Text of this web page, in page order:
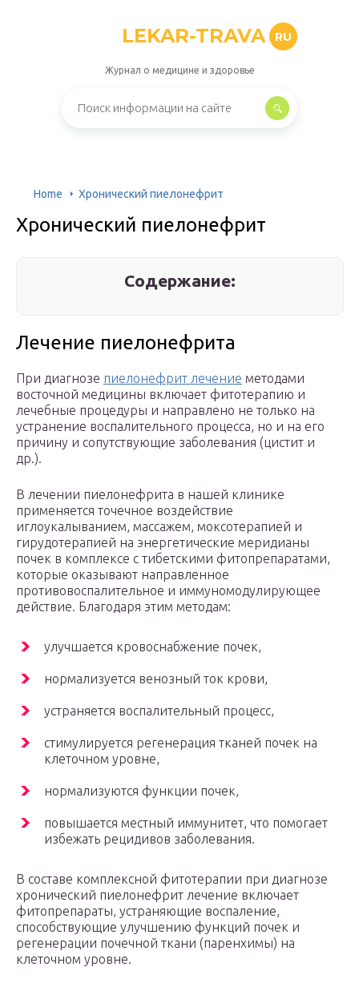
LEKAR-TRAVA RU
Журнал о медицине и здоровье
Home Хронический пиелонефрит
Хронический пиелонефрит
Содержание:
Лечение пиелонефрита
При диагнозе пиелонефрит лечение методами
восточной медицины включает фитотерапию и
лечебные процедуры и направлено не только на
устранение воспалительного процесса, но и на его
причину и сопутствующие заболевания (цистит и
др.).
В лечении пиелонефрита в нашей клинике
применяется точечное воздействие
иглоукалыванием, массажем, моксотерапией и
гирудотерапией на энергетические меридианы
почек в комплексе с тибетскими фитопрепаратами,
которые оказывают направленное
противовоспалительное и иммуномодулирующее
действие. Благодаря этим методам:
улучшается кровоснабжение почек,
нормализуется венозный ток крови,
устраняется воспалительный процесс,
стимулируется регенерация тканей почек на
клеточном уровне,
нормализуются функции почек,
повышается местный иммунитет, что помогает
избежать рецидивов заболевания.
В составе комплексной фитотерапии при диагнозе
хронический пиелонефрит лечение включает
фитопрепараты, устраняющие воспаление,
способствующие улучшению функций почек и
регенерации почечной ткани (паренхимы) на
клеточном уровне.